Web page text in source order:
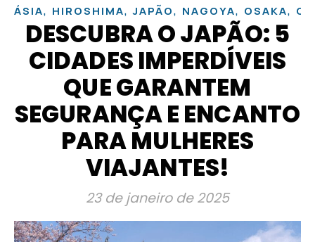
ÁSIA, HIROSHIMA,JAPÃO, NAGOYA, OSAKA,
DESCUBRA O JAPÃO: 5
CIDADES IMPERDÍVEIS
QUE GARANTEM
SEGURANÇA E ENCANTO
PARA MULHERES
VIAJANTES!
23 de janeiro de 2025